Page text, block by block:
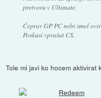
pretvoru v Ultimate.
Ćeprav GP PC nebi smel
Poskusi vprašat CS.
Tole mi javi ko hocem aktivirat